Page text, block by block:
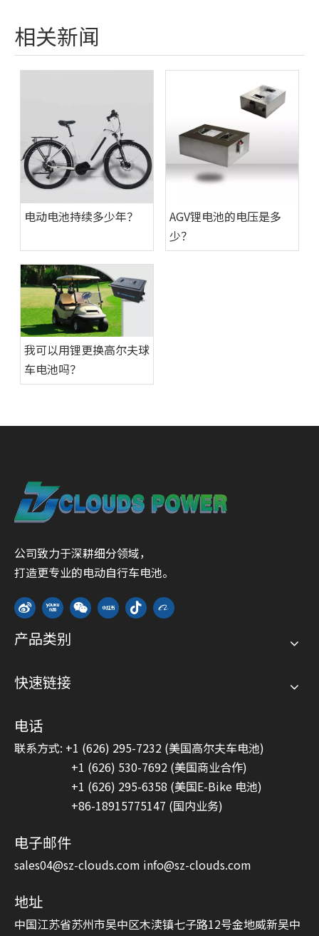
相关新闻
电动电池持续多少年？
AGV锂电池的电压是多
少？
我可以用锂更换高尔夫球
车电池吗？
公司致力于深耕细分领域，
打造更专业的电动自行车电池。
产品类别
快速链接
电话
联系方式: +1 (626) 295-7232 (美国高尔夫车电池)
+1 (626) 530-7692 (美国商业合作)
+1 (626) 295-6358 (美国E-Bike 电池)
+86-18915775147 (国内业务)
电子邮件
sales04@sz-clouds.com info@sz-clouds.com
地址
中国江苏省苏州市吴中区木渎镇七子路12号金地威新吴中